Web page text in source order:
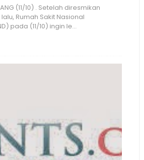
(11/10) . Setelah diresmikan
Rumah Sakit Nasional
pada (11/10) ingin le...